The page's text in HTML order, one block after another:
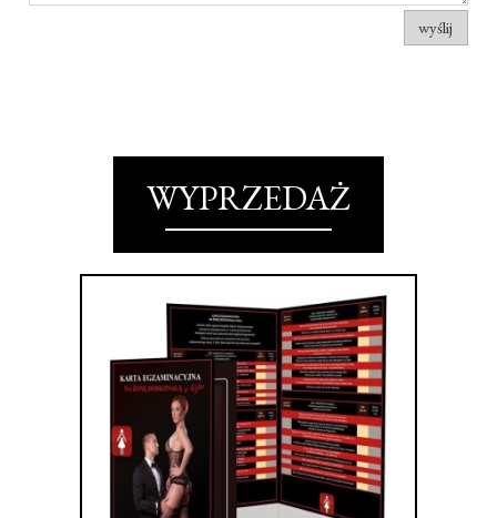
wyślij
WYPRZEDAŻ